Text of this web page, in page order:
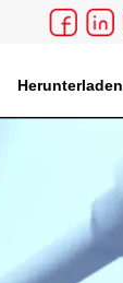
Herunterladen